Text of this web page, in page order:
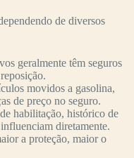
de diversos
geralmente têm seguros
movidos a gasolina,
de preço no seguro.
habilitação, histórico de
diretamente.
a proteção, maior o